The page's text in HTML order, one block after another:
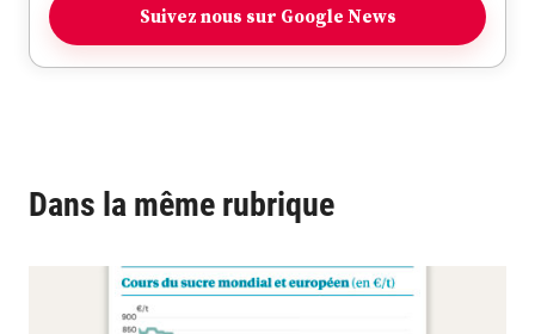
Suivez nous sur Google News
Dans la même rubrique